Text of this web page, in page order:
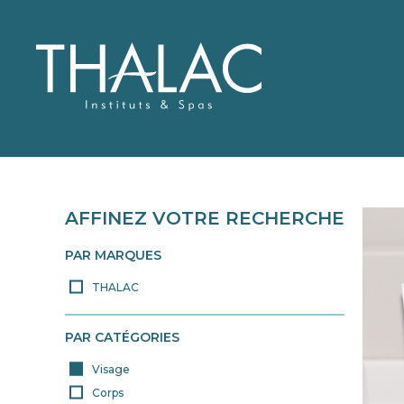
QUI SOMMES-NOUS ?
THALAC
NOS PRODUITS
CARTE DES SOINS
AFFINEZ VOTRE RECHERCHE
PAR MARQUES
THALAC
PAR CATÉGORIES
Visage
Corps